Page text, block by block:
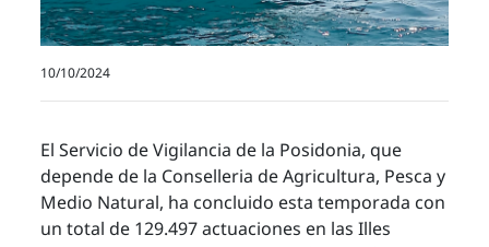
10/10/2024
El Servicio de Vigilancia de la Posidonia, que
depende de la Conselleria de Agricultura, Pesca y
Medio Natural, ha concluido esta temporada con
un total de 129.497 actuaciones en las Illes